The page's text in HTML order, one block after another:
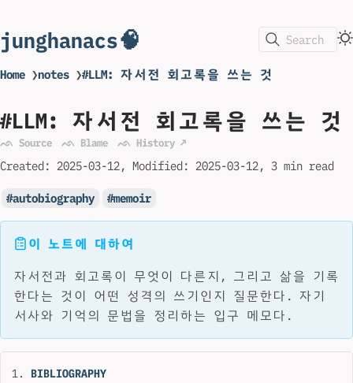
junghanacs🧠 Search
Home ❯notes ❯#LLM: 자서전 회고록을 쓰는 것
#LLM: 자서전 회고록을 쓰는 것
ᨒ Source ᨒ Blame ᨒ History ↗
Created: 2025-03-12 Modified: 2025-03-12 3 min read
autobiography memoir
이 노트에 대하여
자서전과 회고록이 무엇이 다른지, 그리고 삶을 기록
한다는 것이 어떤 성격의 쓰기인지 질문한다. 자기
서사와 기억의 문법을 정리하는 입구 메모다.
BIBLIOGRAPHY